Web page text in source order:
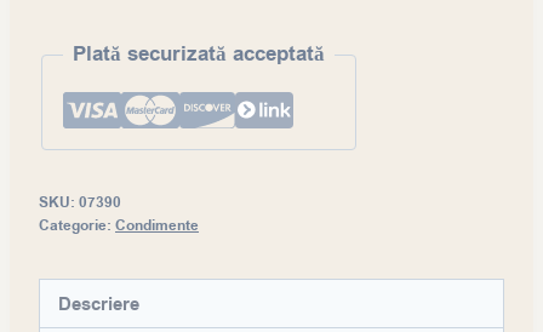
sushiPlată securizată acceptată
SKU: 07390
Categorie: Condimente
Descriere